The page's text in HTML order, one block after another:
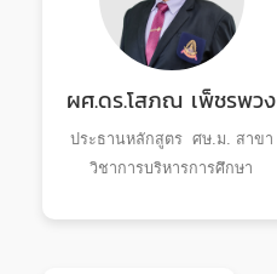
ผศ.ดร.โสภณ เพ็ชรพวง
ประธานหลักสูตร ศษ.ม. สาขา
วิชาการบริหารการศึกษา